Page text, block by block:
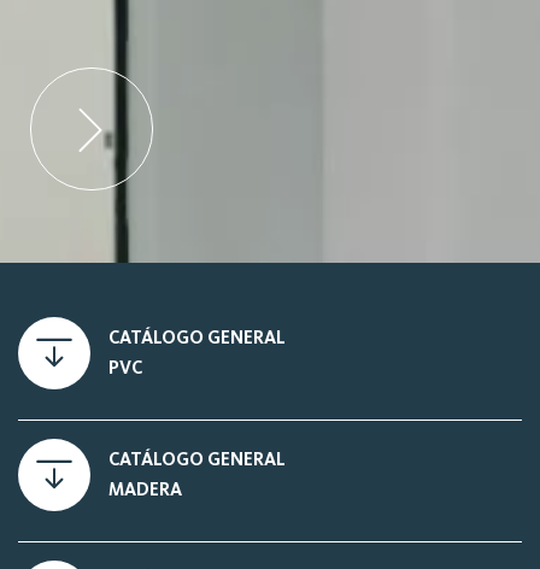
CATÁLOGO GENERAL
PVC
CATÁLOGO GENERAL
MADERA